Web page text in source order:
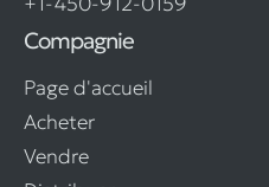
Compagnie
Page d'accueil
Acheter
Vendre